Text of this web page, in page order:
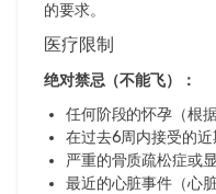
的要求。
医疗限制
绝对禁忌（不能飞）：
任何阶段的怀孕（根
在过去6周内接受的近
严重的骨质疏松症或
最近的心脏事件（心